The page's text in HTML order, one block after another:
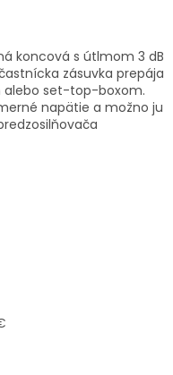
koncová s útlmom 3 dB
zásuvka prepája
alebo set-top-boxom.
napätie a možno ju